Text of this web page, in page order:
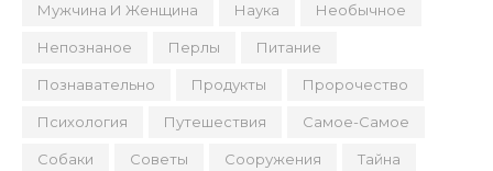
Мужчина И Женщина Наука Необычное
Непознаное Перлы Питание
Познавательно Продукты Пророчество
Психология Путешествия Самое-Самое
Собаки Советы Сооружения Тайна